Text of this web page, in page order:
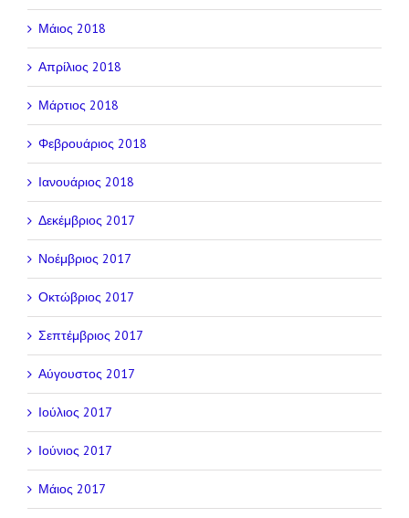
Μάιος 2018
Απρίλιος 2018
Μάρτιος 2018
Φεβρουάριος 2018
Ιανουάριος 2018
Δεκέμβριος 2017
Νοέμβριος 2017
Οκτώβριος 2017
Σεπτέμβριος 2017
Αύγουστος 2017
Ιούλιος 2017
Ιούνιος 2017
Μάιος 2017